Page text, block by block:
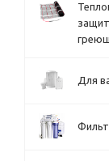
Для